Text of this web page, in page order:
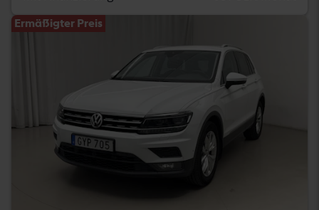
Ermäßigter Preis